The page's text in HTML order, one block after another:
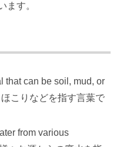
ます。
that can be soil, mud, or
こりなどを指す言葉で
from various